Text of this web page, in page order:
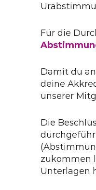
Für die
Damit du
deine
unserer
Die
zukommen
Unterlagen